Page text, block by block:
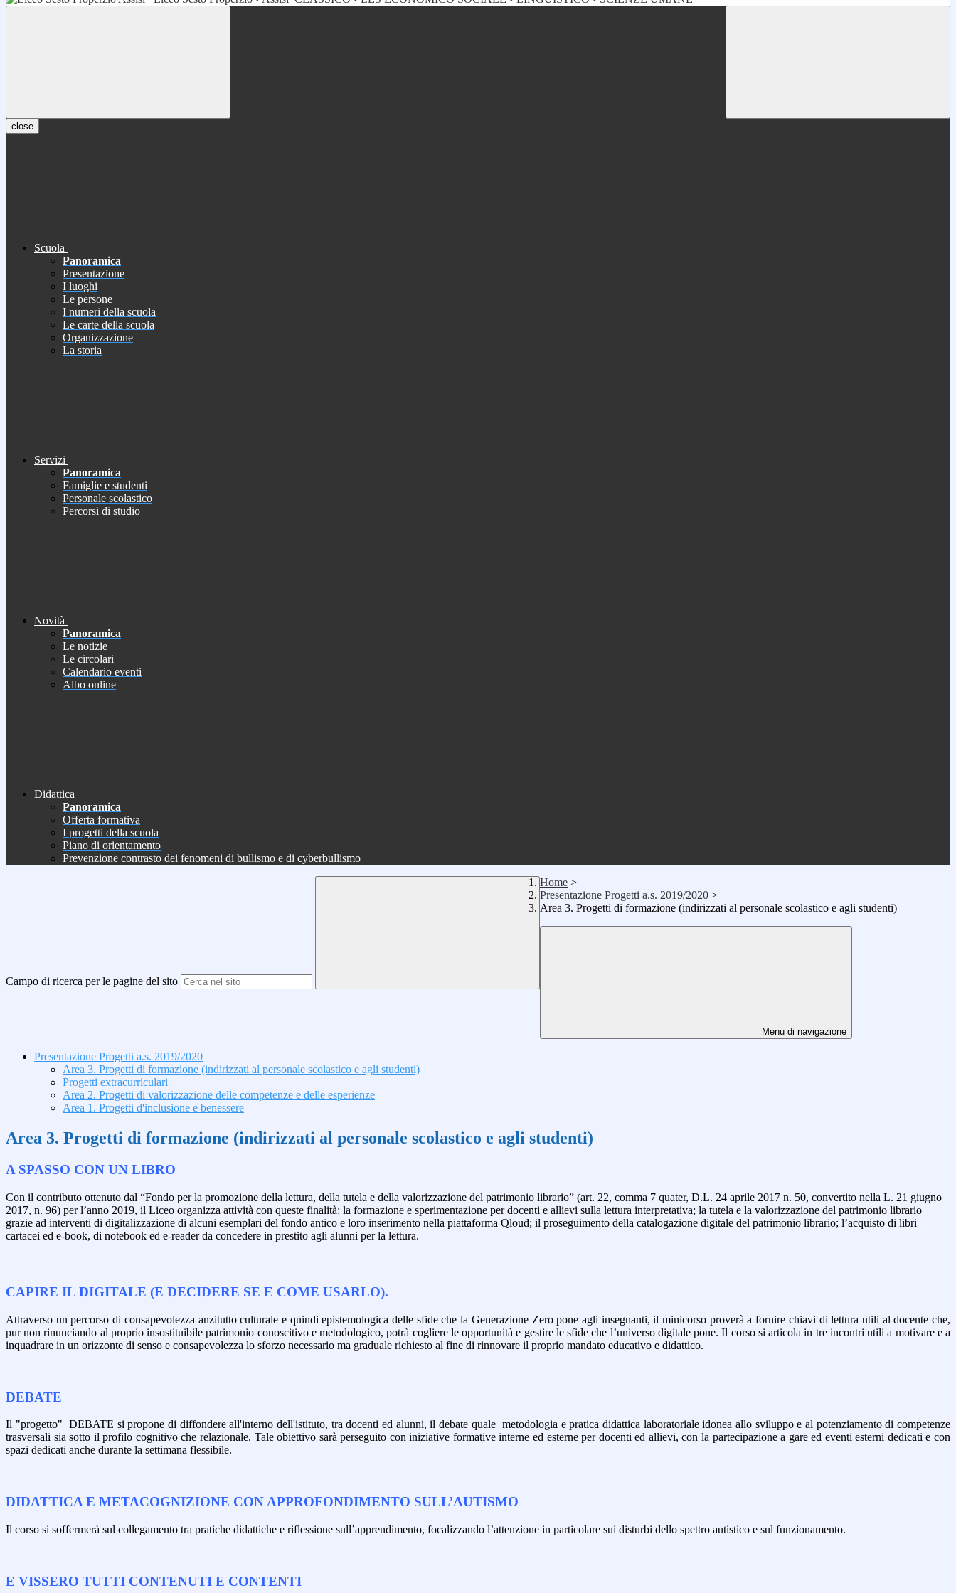
close
Scuola
Panoramica
Presentazione
I luoghi
Le persone
I numeri della scuola
Le carte della scuola
Organizzazione
La storia
Servizi
Panoramica
Famiglie e studenti
Personale scolastico
Percorsi di studio
Novità
Panoramica
Le notizie
Le circolari
Calendario eventi
Albo online
Didattica
Panoramica
Offerta formativa
I progetti della scuola
Piano di orientamento
Prevenzione contrasto dei fenomeni di bullismo e di cyberbullismo
Campo di ricerca per le pagine del sito
Home >
Presentazione Progetti a.s. 2019/2020 >
Area 3. Progetti di formazione (indirizzati al personale scolastico e agli studenti)
Menu di navigazione
Presentazione Progetti a.s. 2019/2020
Area 3. Progetti di formazione (indirizzati al personale scolastico e agli studenti)
Progetti extracurriculari
Area 2. Progetti di valorizzazione delle competenze e delle esperienze
Area 1. Progetti d'inclusione e benessere
Area 3. Progetti di formazione (indirizzati al personale scolastico e agli studenti)
A SPASSO CON UN LIBRO
Con il contributo ottenuto dal “Fondo per la promozione della lettura, della tutela e della valorizzazione del patrimonio librario” (art. 22, comma 7 quater, D.L. 24 aprile 2017 n. 50, convertito nella L. 21 giugno
2017, n. 96) per l’anno 2019, il Liceo organizza attività con queste finalità: la formazione e sperimentazione per docenti e allievi sulla lettura interpretativa; la tutela e la valorizzazione del patrimonio librario
grazie ad interventi di digitalizzazione di alcuni esemplari del fondo antico e loro inserimento nella piattaforma Qloud; il proseguimento della catalogazione digitale del patrimonio librario; l’acquisto di libri
cartacei ed e-book, di notebook ed e-reader da concedere in prestito agli alunni per la lettura.
CAPIRE IL DIGITALE (E DECIDERE SE E COME USARLO).
Attraverso un percorso di consapevolezza anzitutto culturale e quindi epistemologica delle sfide che la Generazione Zero pone agli insegnanti, il minicorso proverà a fornire chiavi di lettura utili al docente che,
pur non rinunciando al proprio insostituibile patrimonio conoscitivo e metodologico, potrà cogliere le opportunità e gestire le sfide che l’universo digitale pone. Il corso si articola in tre incontri utili a motivare e a
inquadrare in un orizzonte di senso e consapevolezza lo sforzo necessario ma graduale richiesto al fine di rinnovare il proprio mandato educativo e didattico.
DEBATE
Il "progetto" DEBATE si propone di diffondere all'interno dell'istituto, tra docenti ed alunni, il debate quale metodologia e pratica didattica laboratoriale idonea allo sviluppo e al potenziamento di competenze
trasversali sia sotto il profilo cognitivo che relazionale. Tale obiettivo sarà perseguito con iniziative formative interne ed esterne per docenti ed allievi, con la partecipazione a gare ed eventi esterni dedicati e con
spazi dedicati anche durante la settimana flessibile.
DIDATTICA E METACOGNIZIONE CON APPROFONDIMENTO SULL’AUTISMO
Il corso si soffermerà sul collegamento tra pratiche didattiche e riflessione sull’apprendimento, focalizzando l’attenzione in particolare sui disturbi dello spettro autistico e sul funzionamento.
E VISSERO TUTTI CONTENUTI E CONTENTI